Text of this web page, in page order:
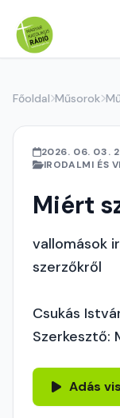
Főoldal Műsorok
2026. 06. 03.
IRODALMI ÉS
Miért
vallomások
szerzőkről
Csukás
Szerkesztő:
Adás